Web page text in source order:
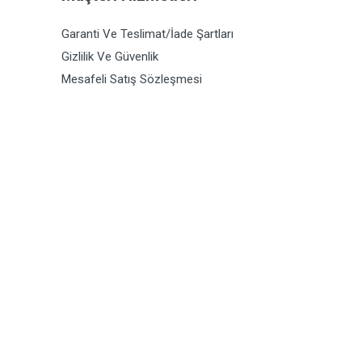
Garanti Ve Teslimat/İade Şartları
Gizlilik Ve Güvenlik
Mesafeli Satış Sözleşmesi